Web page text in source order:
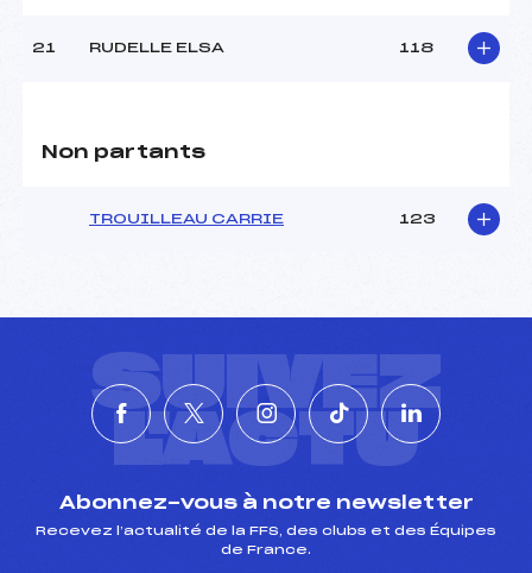
21 RUDELLE ELSA 118
Non partants
TROUILLEAU CARRIE 123
SUIVEZ
L'ACTU
Abonnez-vous à notre newsletter
Recevez l’actualité de la FFS, des clubs et des Équipes
de France.